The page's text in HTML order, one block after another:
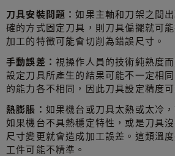
刀具安裝問題：如果主軸和刀架之間
確的方式固定刀具，則刀具偏擺就可
加工的特徵可能會切削為錯誤尺寸。
手動誤差： 視操作人員的技術純熟度
設定刀具所產生的結果可能不一定相
的能力各不相同，因此刀具設定精度
熱膨脹： 如果機台或刀具太熱或太冷
如果機台不具熱穩定特性，或是刀具
尺寸變更就會造成加工誤差。這類溫
工件可能不精準。